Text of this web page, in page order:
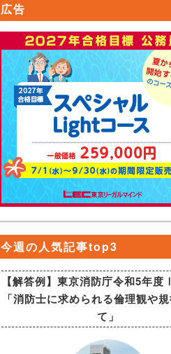
広告
今週の人気記事top3
【解答例】東京消防庁令和5年
「消防士に求められる倫理観や
て」